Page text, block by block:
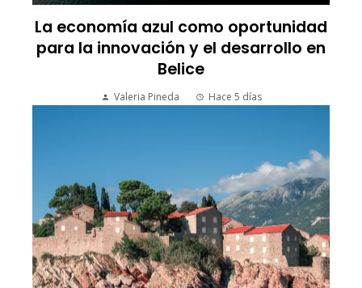
La economía azul como oportunidad
para la innovación y el desarrollo en
Belice
Valeria Pineda Hace 5 días